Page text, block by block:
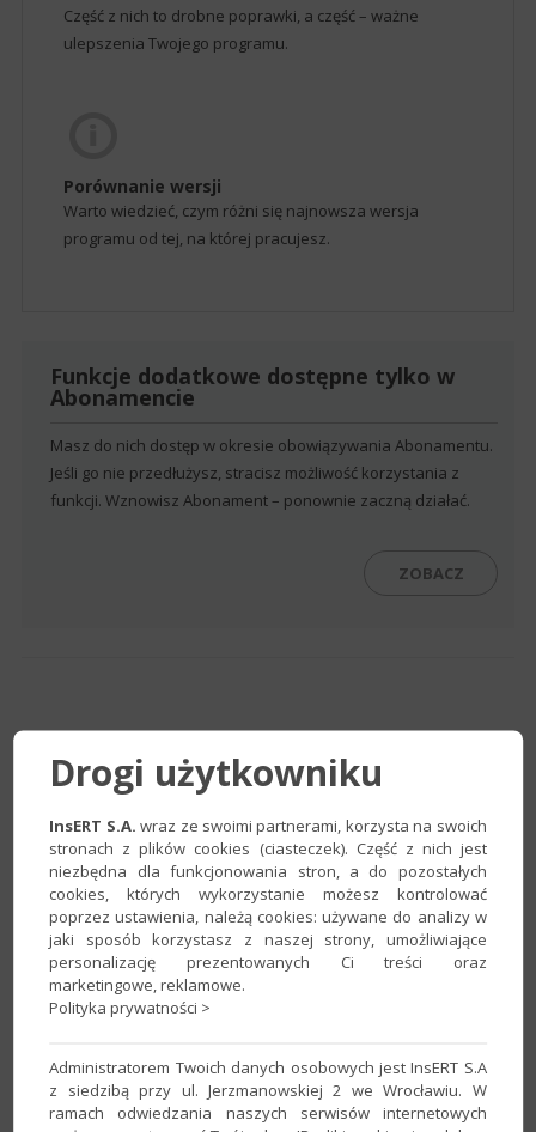
Część z nich to drobne poprawki, a część – ważne
ulepszenia Twojego programu.
Porównanie wersji
Warto wiedzieć, czym różni się najnowsza wersja
programu od tej, na której pracujesz.
Funkcje dodatkowe dostępne tylko w
Abonamencie
Masz do nich dostęp w okresie obowiązywania Abonamentu.
Jeśli go nie przedłużysz, stracisz możliwość korzystania z
funkcji. Wznowisz Abonament – ponownie zaczną działać.
ZOBACZ
Drogi użytkowniku
InsERT S.A. wraz ze swoimi partnerami, korzysta na swoich
stronach z plików cookies (ciasteczek). Część z nich jest
niezbędna dla funkcjonowania stron, a do pozostałych
cookies, których wykorzystanie możesz kontrolować
poprzez ustawienia, należą cookies: używane do analizy w
jaki sposób korzystasz z naszej strony, umożliwiające
personalizację prezentowanych Ci treści oraz
marketingowe, reklamowe.
Polityka prywatności >
Administratorem Twoich danych osobowych jest InsERT S.A
z siedzibą przy ul. Jerzmanowskiej 2 we Wrocławiu. W
ramach odwiedzania naszych serwisów internetowych